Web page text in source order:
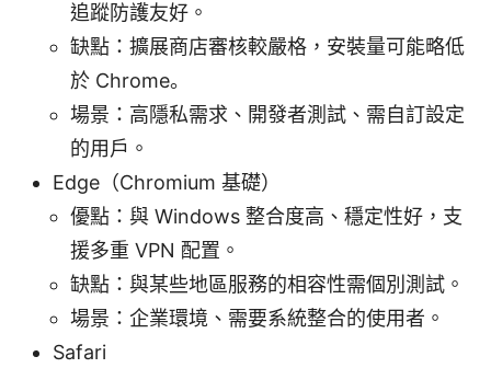
追蹤防護友好。
缺點：擴展商店審核較嚴格，安裝量可能略低
於 Chrome。
場景：高隱私需求、開發者測試、需自訂設定
的用戶。
Edge（Chromium 基礎）
優點：與 Windows 整合度高、穩定性好，支
援多重 VPN 配置。
缺點：與某些地區服務的相容性需個別測試。
場景：企業環境、需要系統整合的使用者。
Safari